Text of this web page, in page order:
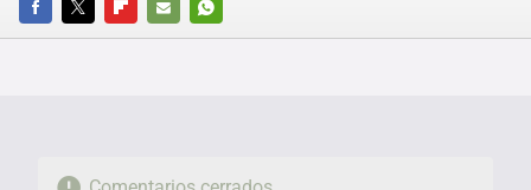
FACEBOOKTWITTERFLIPBOARD
E-
WHATSAPP